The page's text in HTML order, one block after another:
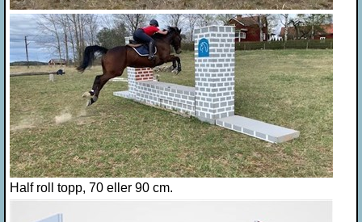
Half roll topp, 70 eller 90 cm.